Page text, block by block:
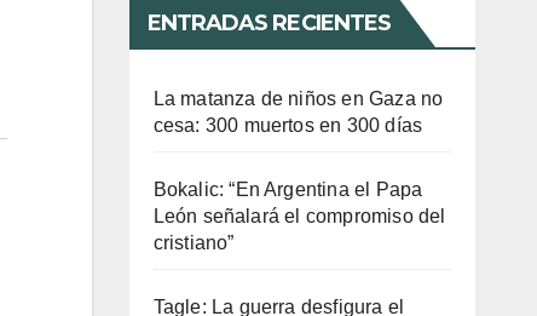
ENTRADAS RECIENTES
La matanza de niños en Gaza no
cesa: 300 muertos en 300 días
Bokalic: “En Argentina el Papa
León señalará el compromiso del
cristiano”
Tagle: La guerra desfigura el